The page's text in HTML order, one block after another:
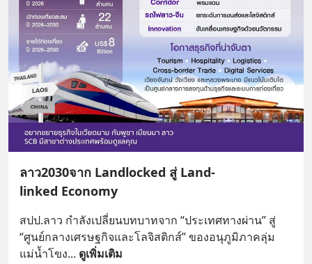
ลาว2030จาก Landlocked สู่ Land-
linked Economy
สปป.ลาว กำลังเปลี่ยนบทบาทจาก “ประเทศทางผ่าน” สู่
“ศูนย์กลางเศรษฐกิจและโลจิสติกส์” ของอนุภูมิภาคลุ่ม
แม่น้ำโขง... ดูเพิ่มเติม